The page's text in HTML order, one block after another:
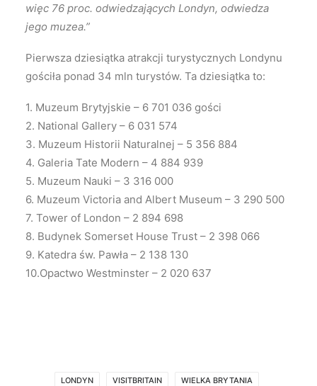
więc 76 proc. odwiedzających Londyn, odwiedza
jego muzea.”
Pierwsza dziesiątka atrakcji turystycznych Londynu
gościła ponad 34 mln turystów. Ta dziesiątka to:
1. Muzeum Brytyjskie – 6 701 036 gości
2. National Gallery – 6 031 574
3. Muzeum Historii Naturalnej – 5 356 884
4. Galeria Tate Modern – 4 884 939
5. Muzeum Nauki – 3 316 000
6. Muzeum Victoria and Albert Museum – 3 290 500
7. Tower of London – 2 894 698
8. Budynek Somerset House Trust – 2 398 066
9. Katedra św. Pawła – 2 138 130
10.Opactwo Westminster – 2 020 637
LONDYN VISITBRITAIN WIELKA BRYTANIA